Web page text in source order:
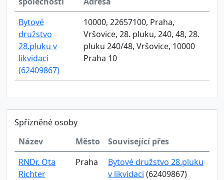
Bytové
družstvo
28.pluku v
likvidaci
(62409867)
10000, 22657100, Praha,
Vršovice, 28. pluku, 240, 48, 28.
pluku 240/48, Vršovice, 10000
Praha 10
Spřízněné osoby
Název
Město
Související přes
RNDr. Ota
Richter
Praha
Bytové družstvo 28.pluku
v likvidaci (62409867)